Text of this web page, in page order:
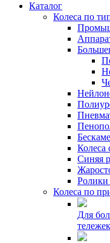
Каталог
Колеса по
Колеса
Синяя
Ролики
Колеса по
Для
тележек